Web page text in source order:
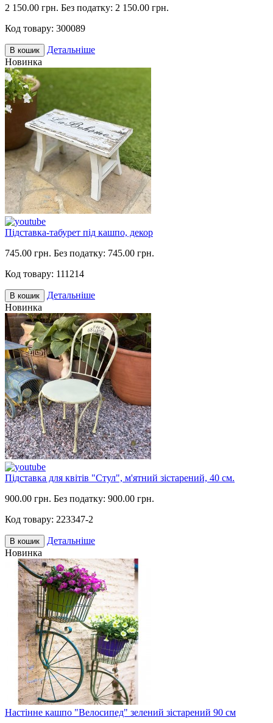
2 150.00 грн. Без податку: 2 150.00 грн.
Код товару: 300089
В кошик
Детальніше
Новинка
Підставка-табурет під кашпо, декор
745.00 грн. Без податку: 745.00 грн.
Код товару: 111214
В кошик
Детальніше
Новинка
Підставка для квітів "Стул", м'ятний зістарений, 40 см.
900.00 грн. Без податку: 900.00 грн.
Код товару: 223347-2
В кошик
Детальніше
Новинка
Настінне кашпо "Велосипед" зелений зістарений 90 см